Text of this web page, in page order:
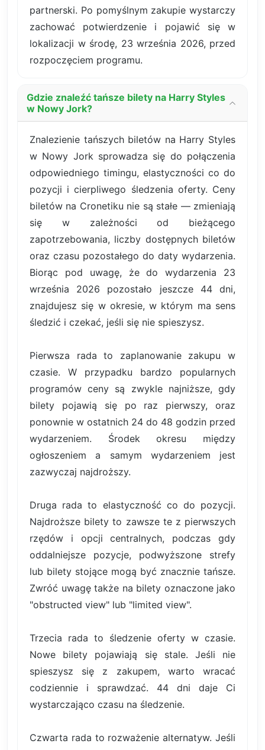
partnerski. Po pomyślnym zakupie wystarczy
zachować potwierdzenie i pojawić się w
lokalizacji w środę, 23 września 2026, przed
rozpoczęciem programu.
Gdzie znaleźć tańsze bilety na Harry Styles
w Nowy Jork?
Znalezienie tańszych biletów na Harry Styles
w Nowy Jork sprowadza się do połączenia
odpowiedniego timingu, elastyczności co do
pozycji i cierpliwego śledzenia oferty. Ceny
biletów na Cronetiku nie są stałe — zmieniają
się w zależności od bieżącego
zapotrzebowania, liczby dostępnych biletów
oraz czasu pozostałego do daty wydarzenia.
Biorąc pod uwagę, że do wydarzenia 23
września 2026 pozostało jeszcze 44 dni,
znajdujesz się w okresie, w którym ma sens
śledzić i czekać, jeśli się nie spieszysz.
Pierwsza rada to zaplanowanie zakupu w
czasie. W przypadku bardzo popularnych
programów ceny są zwykle najniższe, gdy
bilety pojawią się po raz pierwszy, oraz
ponownie w ostatnich 24 do 48 godzin przed
wydarzeniem. Środek okresu między
ogłoszeniem a samym wydarzeniem jest
zazwyczaj najdroższy.
Druga rada to elastyczność co do pozycji.
Najdroższe bilety to zawsze te z pierwszych
rzędów i opcji centralnych, podczas gdy
oddalniejsze pozycje, podwyższone strefy
lub bilety stojące mogą być znacznie tańsze.
Zwróć uwagę także na bilety oznaczone jako
"obstructed view" lub "limited view".
Trzecia rada to śledzenie oferty w czasie.
Nowe bilety pojawiają się stale. Jeśli nie
spieszysz się z zakupem, warto wracać
codziennie i sprawdzać. 44 dni daje Ci
wystarczająco czasu na śledzenie.
Czwarta rada to rozważenie alternatyw. Jeśli